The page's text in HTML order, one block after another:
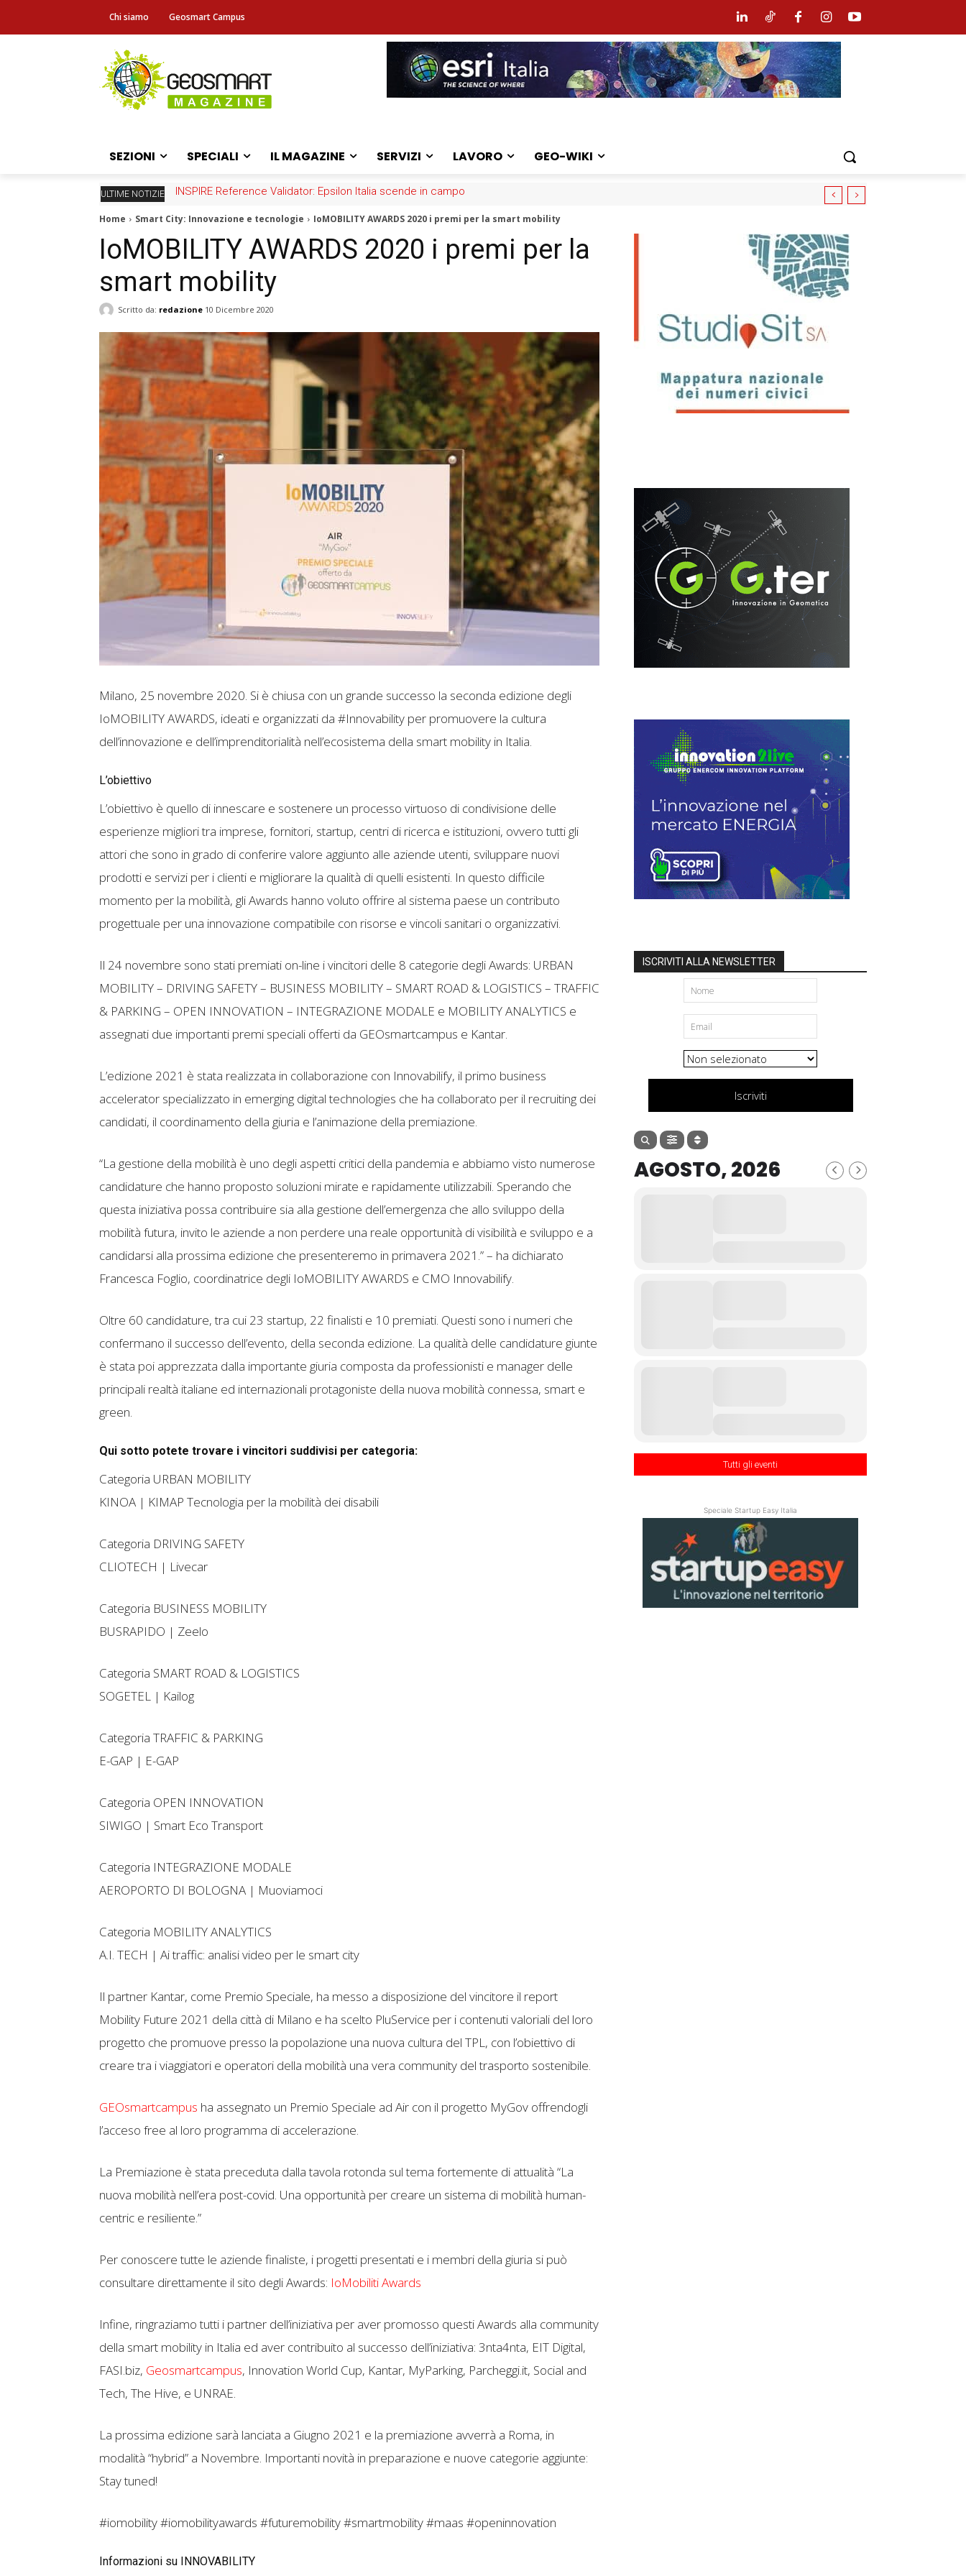
Chi siamo Geosmart Campus
SEZIONI SPECIALI IL MAGAZINE SERVIZI LAVORO GEO-WIKI
ULTIME NOTIZIE Fascicolo sanitario elettronico: la sfida dei medici
Home Smart City: Innovazione e tecnologie IoMOBILITY AWARDS 2020 i premi per la smart mobility
IoMOBILITY AWARDS 2020 i premi per la
smart mobility
Scritto da: redazione 10 Dicembre 2020
Milano, 25 novembre 2020. Si è chiusa con un grande successo la seconda edizione degli
IoMOBILITY AWARDS, ideati e organizzati da #Innovability per promuovere la cultura
dell’innovazione e dell’imprenditorialità nell’ecosistema della smart mobility in Italia.
L’obiettivo
L’obiettivo è quello di innescare e sostenere un processo virtuoso di condivisione delle
esperienze migliori tra imprese, fornitori, startup, centri di ricerca e istituzioni, ovvero tutti gli
attori che sono in grado di conferire valore aggiunto alle aziende utenti, sviluppare nuovi
prodotti e servizi per i clienti e migliorare la qualità di quelli esistenti. In questo difficile
momento per la mobilità, gli Awards hanno voluto offrire al sistema paese un contributo
progettuale per una innovazione compatibile con risorse e vincoli sanitari o organizzativi.
Il 24 novembre sono stati premiati on-line i vincitori delle 8 categorie degli Awards: URBAN
MOBILITY – DRIVING SAFETY – BUSINESS MOBILITY – SMART ROAD & LOGISTICS – TRAFFIC
& PARKING – OPEN INNOVATION – INTEGRAZIONE MODALE e MOBILITY ANALYTICS e
assegnati due importanti premi speciali offerti da GEOsmartcampus e Kantar.
L’edizione 2021 è stata realizzata in collaborazione con Innovabilify, il primo business
accelerator specializzato in emerging digital technologies che ha collaborato per il recruiting dei
candidati, il coordinamento della giuria e l’animazione della premiazione.
“La gestione della mobilità è uno degli aspetti critici della pandemia e abbiamo visto numerose
candidature che hanno proposto soluzioni mirate e rapidamente utilizzabili. Sperando che
questa iniziativa possa contribuire sia alla gestione dell’emergenza che allo sviluppo della
mobilità futura, invito le aziende a non perdere una reale opportunità di visibilità e sviluppo e a
candidarsi alla prossima edizione che presenteremo in primavera 2021.” – ha dichiarato
Francesca Foglio, coordinatrice degli IoMOBILITY AWARDS e CMO Innovabilify.
Oltre 60 candidature, tra cui 23 startup, 22 finalisti e 10 premiati. Questi sono i numeri che
confermano il successo dell’evento, della seconda edizione. La qualità delle candidature giunte
è stata poi apprezzata dalla importante giuria composta da professionisti e manager delle
principali realtà italiane ed internazionali protagoniste della nuova mobilità connessa, smart e
green.
Qui sotto potete trovare i vincitori suddivisi per categoria:
Categoria URBAN MOBILITY
KINOA | KIMAP Tecnologia per la mobilità dei disabili
Categoria DRIVING SAFETY
CLIOTECH | Livecar
Categoria BUSINESS MOBILITY
BUSRAPIDO | Zeelo
Categoria SMART ROAD & LOGISTICS
SOGETEL | Kailog
Categoria TRAFFIC & PARKING
E-GAP | E-GAP
Categoria OPEN INNOVATION
SIWIGO | Smart Eco Transport
Categoria INTEGRAZIONE MODALE
AEROPORTO DI BOLOGNA | Muoviamoci
Categoria MOBILITY ANALYTICS
A.I. TECH | Ai traffic: analisi video per le smart city
Il partner Kantar, come Premio Speciale, ha messo a disposizione del vincitore il report
Mobility Future 2021 della città di Milano e ha scelto PluService per i contenuti valoriali del loro
progetto che promuove presso la popolazione una nuova cultura del TPL, con l’obiettivo di
creare tra i viaggiatori e operatori della mobilità una vera community del trasporto sostenibile.
GEOsmartcampus ha assegnato un Premio Speciale ad Air con il progetto MyGov offrendogli
l’acceso free al loro programma di accelerazione.
La Premiazione è stata preceduta dalla tavola rotonda sul tema fortemente di attualità “La
nuova mobilità nell’era post-covid. Una opportunità per creare un sistema di mobilità human-
centric e resiliente.”
Per conoscere tutte le aziende finaliste, i progetti presentati e i membri della giuria si può
consultare direttamente il sito degli Awards: IoMobiliti Awards
Infine, ringraziamo tutti i partner dell’iniziativa per aver promosso questi Awards alla community
della smart mobility in Italia ed aver contribuito al successo dell’iniziativa: 3nta4nta, EIT Digital,
FASI.biz, Geosmartcampus, Innovation World Cup, Kantar, MyParking, Parcheggi.it, Social and
Tech, The Hive, e UNRAE.
La prossima edizione sarà lanciata a Giugno 2021 e la premiazione avverrà a Roma, in
modalità “hybrid” a Novembre. Importanti novità in preparazione e nuove categorie aggiunte:
Stay tuned!
#iomobility #iomobilityawards #futuremobility #smartmobility #maas #openinnovation
Informazioni su INNOVABILITY
ISCRIVITI ALLA NEWSLETTER
Iscriviti
AGOSTO, 2026
Tutti gli eventi
Speciale Startup Easy Italia